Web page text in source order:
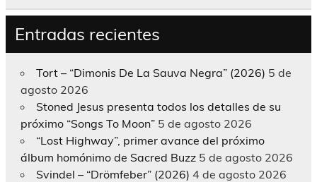
Entradas recientes
Tort – “Dimonis De La Sauva Negra” (2026) 5 de
agosto 2026
Stoned Jesus presenta todos los detalles de su
próximo “Songs To Moon” 5 de agosto 2026
“Lost Highway”, primer avance del próximo
álbum homónimo de Sacred Buzz 5 de agosto 2026
Svindel – “Drömfeber” (2026) 4 de agosto 2026